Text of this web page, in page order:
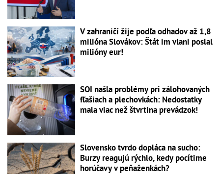
V zahraničí žije podľa odhadov až 1,8
milióna Slovákov: Štát im vlani poslal
milióny eur!
SOI našla problémy pri zálohovaných
fľašiach a plechovkách: Nedostatky
mala viac než štvrtina prevádzok!
Slovensko tvrdo dopláca na sucho:
Burzy reagujú rýchlo, kedy pocítime
horúčavy v peňaženkách?